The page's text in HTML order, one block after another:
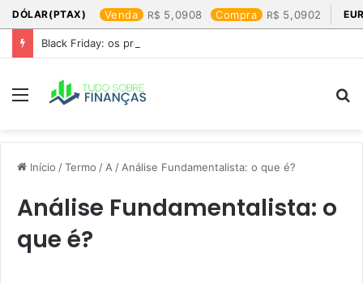
DÓLAR(PTAX) Venda 5,0908 Compra 5,0902
Black Friday: os produtos que mais valem a pena
Menu
Início /Termo / A / Análise Fundamentalista: o que é?
Análise Fundamentalista: o
que é?